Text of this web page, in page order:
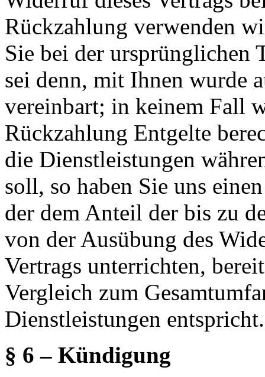
Rückzahlung verwenden
Sie bei der ursprünglichen
sei denn, mit Ihnen wurde
vereinbart; in keinem Fall
Rückzahlung Entgelte
die Dienstleistungen
soll, so haben Sie uns
der dem Anteil der bis zu
von der Ausübung des
Vertrags unterrichten,
Vergleich zum
Dienstleistungen entspricht.
§ 6 – Kündigung